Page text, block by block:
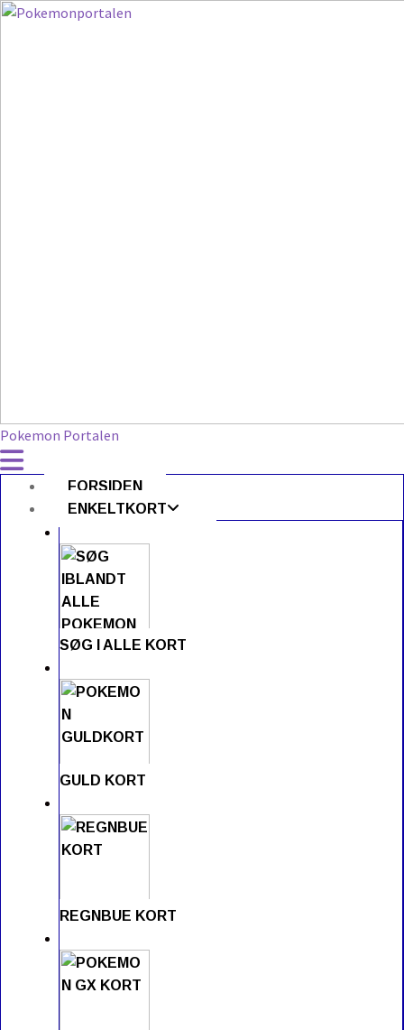
Pokemon Portalen
FORSIDEN
ENKELTKORT
SØG I ALLE KORT
GULD KORT
REGNBUE KORT